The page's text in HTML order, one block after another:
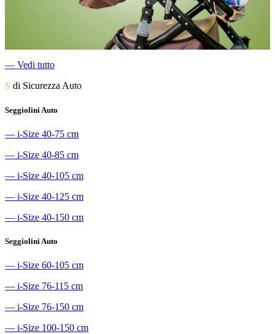
― Vedi tutto
S di Sicurezza Auto
Seggiolini Auto
― i-Size 40-75 cm
― i-Size 40-85 cm
― i-Size 40-105 cm
― i-Size 40-125 cm
― i-Size 40-150 cm
Seggiolini Auto
― i-Size 60-105 cm
― i-Size 76-115 cm
― i-Size 76-150 cm
― i-Size 100-150 cm